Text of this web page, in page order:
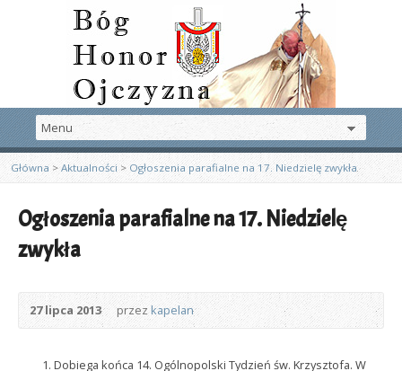
Główna >Aktualności > Ogłoszenia parafialne na 17. Niedzielę zwykła
Ogłoszenia parafialne na 17. Niedzielę
zwykła
27 lipca 2013 przezkapelan
Dobiega końca 14. Ogólnopolski Tydzień św. Krzysztofa. W